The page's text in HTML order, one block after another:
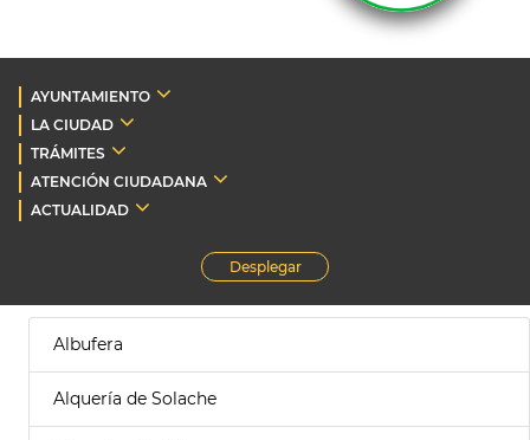
AYUNTAMIENTO
LA CIUDAD
TRÁMITES
ATENCIÓN CIUDADANA
ACTUALIDAD
Desplegar
Albufera
Alquería de Solache